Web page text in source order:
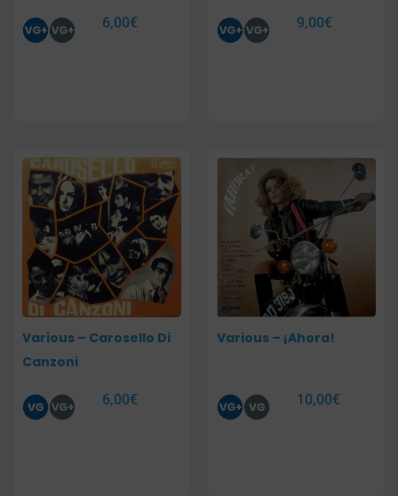
6,00€ 9,00€
Various – Carosello Di
Canzoni
6,00€
Various – ¡Ahora!
10,00€